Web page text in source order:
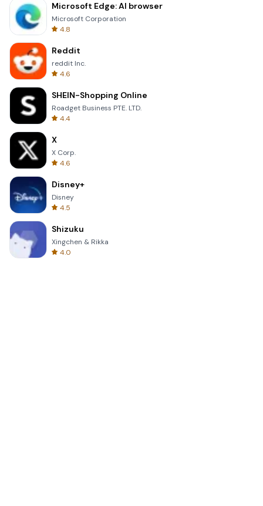
Microsoft Edge: AI browser
Microsoft Corporation
4.8
Reddit
reddit Inc.
4.6
SHEIN-Shopping Online
Roadget Business PTE. LTD.
4.4
X
X Corp.
4.6
Disney+
Disney
4.5
Shizuku
Xingchen & Rikka
4.0